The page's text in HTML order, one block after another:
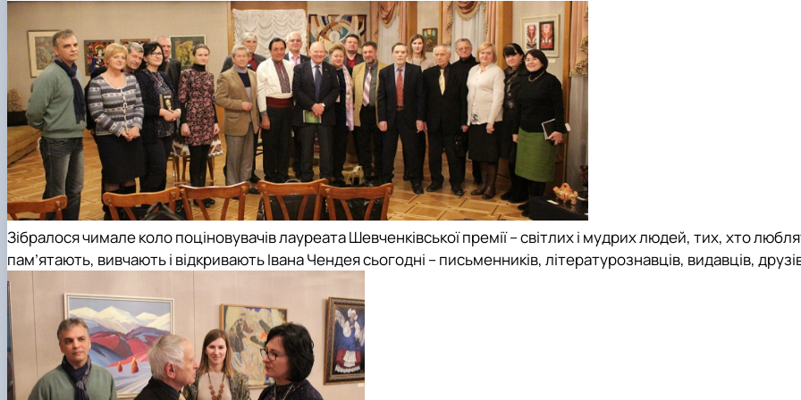
Зібралося чимале коло поціновувачів лауреата Шевченківської премії – світлих і мудрих людей, тих, хто
пам’ятають, вивчають і відкривають Івана Чендея сьогодні – письменників, літературознавців, видавців,